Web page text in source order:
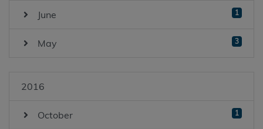
June 1
May 3
2016
October 1